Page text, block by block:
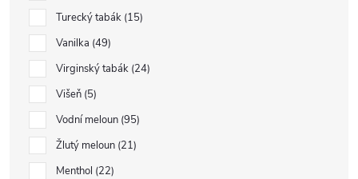
Turecký tabák 15
Vanilka 49
Virginský tabák 24
Višeň 5
Vodní meloun 95
Žlutý meloun 21
Menthol 22